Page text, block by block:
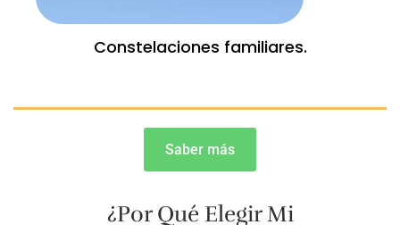
Constelaciones familiares.
Saber más
¿Por Qué Elegir Mi